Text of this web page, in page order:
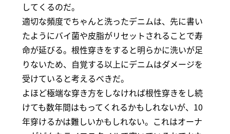
してくるのだ。
適切な頻度でちゃんと洗ったデニムは、先に書い
たようにバイ菌や皮脂がリセットされることで寿
命が延びる。根性穿きをすると明らかに洗いが足
りないため、自覚する以上にデニムはダメージを
受けていると考えるべきだ。
よほど極端な穿き方をしなければ根性穿きをし続
けても数年間はもってくれるかもしれないが、10
年穿けるかは難しいかもしれない。これはオーナ